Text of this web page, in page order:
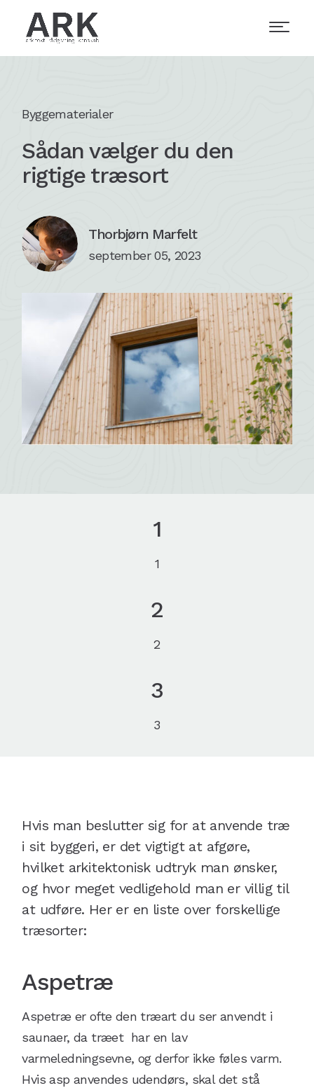
Byggematerialer
Sådan vælger du den
rigtige træsort
Thorbjørn Marfelt
september 05, 2023
1
1
2
2
3
3
Hvis man beslutter sig for at anvende træ
i sit byggeri, er det vigtigt at afgøre,
hvilket arkitektonisk udtryk man ønsker,
og hvor meget vedligehold man er villig til
at udføre. Her er en liste over forskellige
træsorter:
Aspetræ
Aspetræ er ofte den træart du ser anvendt i
saunaer, da træet har en lav
varmeledningsevne, og derfor ikke føles varm.
Hvis asp anvendes udendørs, skal det stå